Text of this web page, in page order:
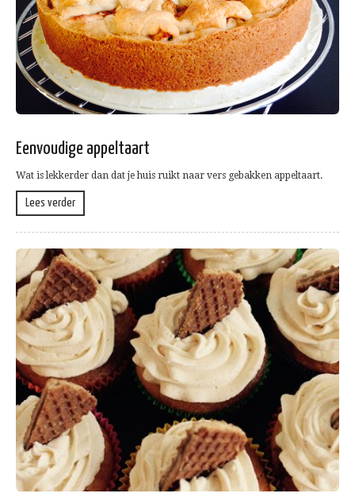
Eenvoudige appeltaart
Wat is lekkerder dan dat je huis ruikt naar vers gebakken appeltaart.
Lees verder